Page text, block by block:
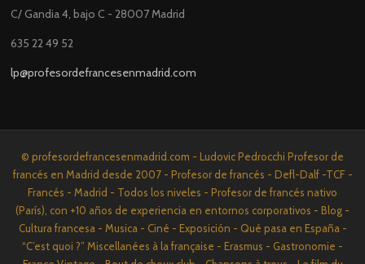
C/ Gandia 4, bajo C - 28007 Madrid
635 22 49 52
lp@profesordefrancesenmadrid.com
© profesordefrancesenmadrid.com - Ludovic Pedrocchi Profesor de
francés en Madrid desde 2007 - Profesor de francés - Defl-Dalf -TCF -
Francés - Madrid - Todos los niveles - Profesor de francés nativo
(París), con +10 años de experiencia en entornos corporativos - Blog -
Cultura francesa - Musica - Ciné - Exposición - Qué pasa en España -
“C’est quoi ?” Miscellanées à la française - Erasmus - Gastronomie -